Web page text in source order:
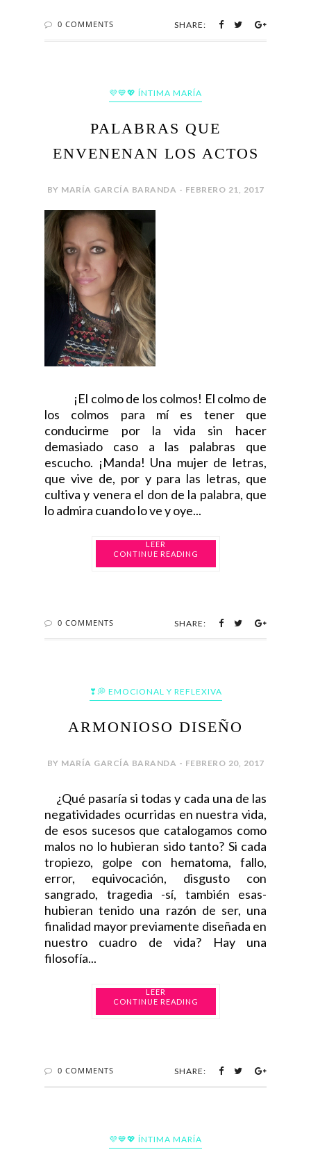
0 COMMENTS SHARE:
💜💙💖 ÍNTIMA MARÍA
PALABRAS QUE
ENVENENAN LOS ACTOS
BY MARÍA GARCÍA BARANDA - FEBRERO 21, 2017
¡El colmo de los colmos! El colmo de
los colmos para mí es tener que
conducirme por la vida sin hacer
demasiado caso a las palabras que
escucho. ¡Manda! Una mujer de letras,
que vive de, por y para las letras, que
cultiva y venera el don de la palabra, que
lo admira cuando lo ve y oye...
CONTINUE READING
0 COMMENTS SHARE:
❣💭 EMOCIONAL Y REFLEXIVA
ARMONIOSO DISEÑO
BY MARÍA GARCÍA BARANDA - FEBRERO 20, 2017
¿Qué pasaría si todas y cada una de las
negatividades ocurridas en nuestra vida,
de esos sucesos que catalogamos como
malos no lo hubieran sido tanto? Si cada
tropiezo, golpe con hematoma, fallo,
error, equivocación, disgusto con
sangrado, tragedia -sí, también esas-
hubieran tenido una razón de ser, una
finalidad mayor previamente diseñada en
nuestro cuadro de vida? Hay una
filosofía...
CONTINUE READING
0 COMMENTS SHARE:
💜💙💖 ÍNTIMA MARÍA